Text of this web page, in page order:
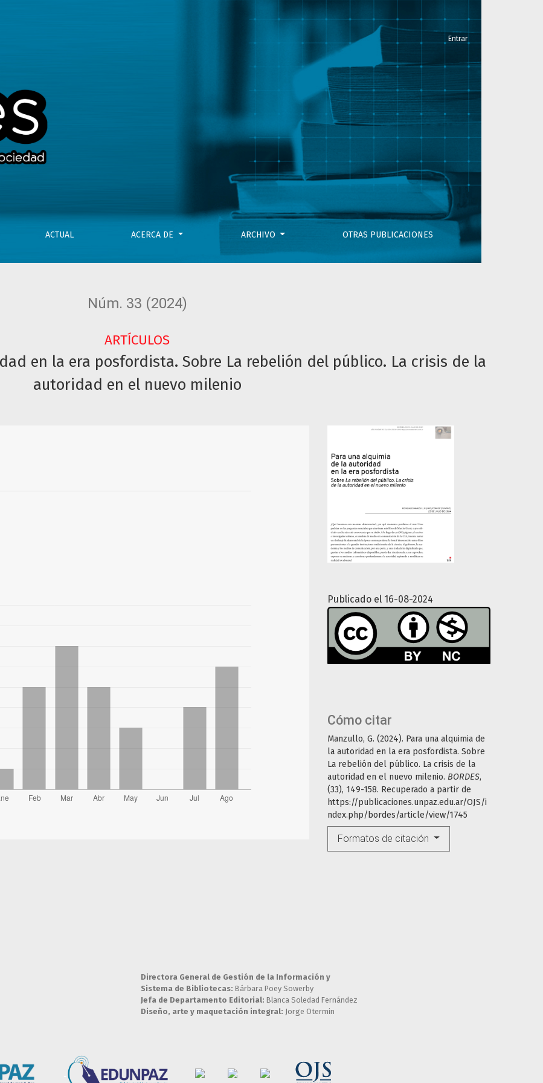
Sobre La rebelión del público. La crisis de la autoridad en el nuevo milenio
ACTUAL ACERCA DE ARCHIVO OTRAS PUBLICACIONES
Entrar
Núm. 33 (2024)
ARTÍCULOS
en la era posfordista. Sobre La rebelión del público. La crisis de la
autoridad en el nuevo milenio
Publicado el 16-08-2024
Cómo citar
Manzullo, G. (2024). Para una alquimia de
la autoridad en la era posfordista. Sobre
La rebelión del público. La crisis de la
autoridad en el nuevo milenio. BORDES,
(33), 149-158. Recuperado a partir de
https://publicaciones.unpaz.edu.ar/OJS/i
ndex.php/bordes/article/view/1745
Formatos de citación
Directora General de Gestión de la Información y
Sistema de Bibliotecas: Bárbara Poey Sowerby
Jefa de Departamento Editorial: Blanca Soledad Fernández
Diseño, arte y maquetación integral: Jorge Otermin